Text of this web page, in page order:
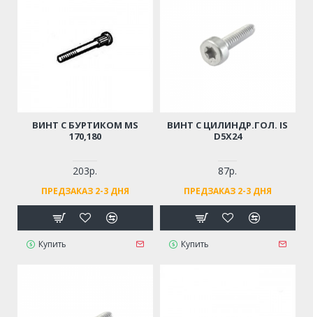
ВИНТ С БУРТИКОМ MS
170,180
203р.
ПРЕДЗАКАЗ 2-3 ДНЯ
Купить
ВИНТ С ЦИЛИНДР.ГОЛ. IS
D5Х24
87р.
ПРЕДЗАКАЗ 2-3 ДНЯ
Купить